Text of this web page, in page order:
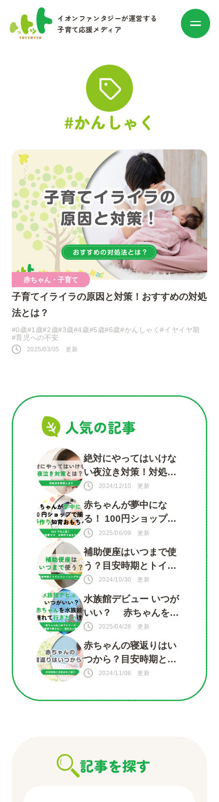
イオンファンタジーが運営する
子育て応援メディア
カテゴリ別に探す
マネー
お出かけ・トレンド
その他
人気のキーワード
#0歳 #接し方 #悩み #寝かしつけ
#1歳 #行事・イベント
#育児の不安
SNS
このページをシェアする
ツイート
シェア
LINE
#かんしゃく
赤ちゃん・子育て
子育てイライラの原因と対策！おすすめの対処
法とは？
#0歳#1歳#2歳#3歳#4歳#5歳#6歳#かんしゃく#イヤイヤ期
#育児への不安
2025/03/05 更新
人気の記事
絶対にやってはいけな
い夜泣き対策！対処法
を知って赤ちゃんもマ
マも安心
2024/12/10 更新
赤ちゃんが夢中にな
る！ 100円ショップで
揃う 手づくり知育おも
ちゃ
2025/06/09 更新
補助便座はいつまで使
う？目安時期とトイレ
トレーニングのコツ
2024/10/30 更新
水族館デビュー いつが
いい？ 赤ちゃんを水
族館に連れて行きたい
理由がいっぱい！
2025/04/28 更新
赤ちゃんの寝返りはい
つから？目安時期と注
意点をご紹介
2024/11/06 更新
記事を探す